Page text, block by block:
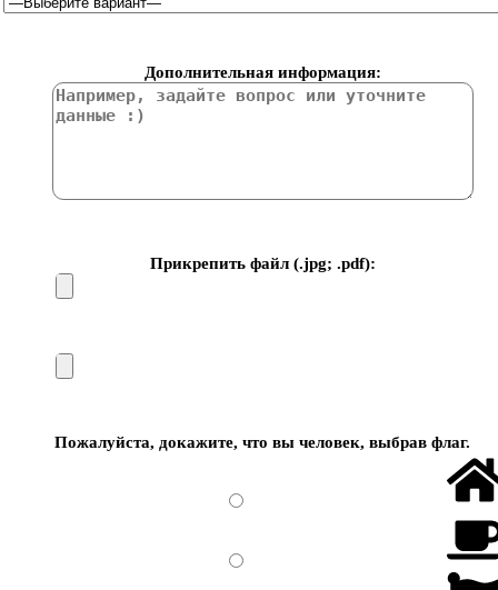
Дополнительная информация:
Прикрепить файл (.jpg; .pdf):
Пожалуйста, докажите, что вы человек, выбрав флаг.